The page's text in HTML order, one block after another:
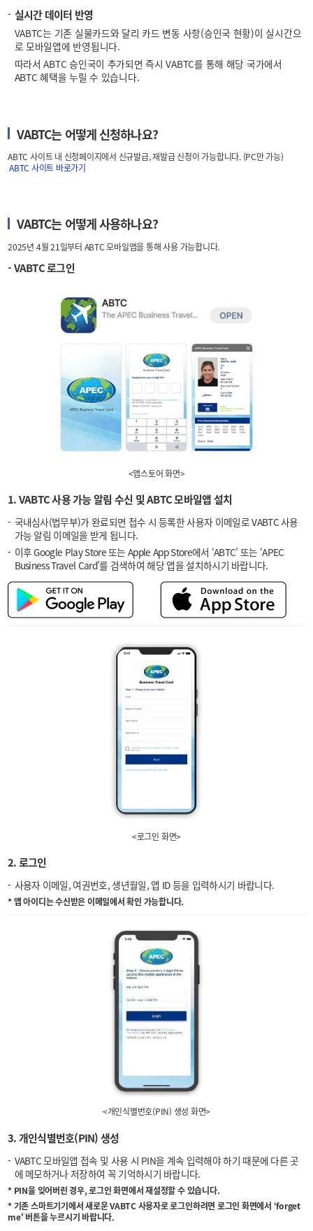
실시간 데이터 반영
VABTC는 기존 실물카드와 달리 카드 변동 사항(승인국 현황)이 실시간으
로 모바일앱에 반영됩니다.
따라서 ABTC 승인국이 추가되면 즉시 VABTC를 통해 해당 국가에서
ABTC 혜택을 누릴 수 있습니다.
VABTC는 어떻게 신청하나요?
ABTC 사이트 내 신청페이지에서 신규발급, 재발급 신청이 가능합니다. (PC만 가능)
ABTC 사이트 바로가기
VABTC는 어떻게 사용하나요?
2025년 4월 21일부터 ABTC 모바일앱을 통해 사용 가능합니다.
- VABTC 로그인
<앱스토어 화면>
1. VABTC 사용 가능 알림 수신 및 ABTC 모바일앱 설치
국내심사(법무부)가 완료되면 접수 시 등록한 사용자 이메일로 VABTC 사용
가능 알림 이메일을 받게 됩니다.
이후 Google Play Store 또는 Apple App Store에서 ‘ABTC’ 또는 ‘APEC
Business Travel Card’를 검색하여 해당 앱을 설치하시기 바랍니다.
<로그인 화면>
2. 로그인
사용자 이메일, 여권번호, 생년월일, 앱 ID 등을 입력하시기 바랍니다.
* 앱 아이디는 수신받은 이메일에서 확인 가능합니다.
<개인식별번호(PIN) 생성 화면>
3. 개인식별번호(PIN) 생성
VABTC 모바일앱 접속 및 사용 시 PIN을 계속 입력해야 하기 때문에 다른 곳
에 메모하거나 저장하여 꼭 기억하시기 바랍니다.
* PIN을 잊어버린 경우, 로그인 화면에서 재설정할 수 있습니다.
* 기존 스마트기기에서 새로운 VABTC 사용자로 로그인하려면 로그인 화면에서 ‘forget
me' 버튼을 누르시기 바랍니다.